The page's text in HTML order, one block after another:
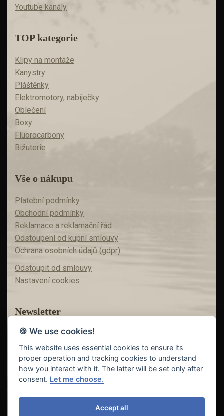
Youtube kanály
TOP kategorie
Klipy na montáže
Kanystry
Pláštěnky
Elektromotory, nabíječky
Oblečení
Boxy
Fluorocarbony
Bižuterie
Vše o nákupu
Platební podmínky
Obchodní podmínky
Reklamace a reklamační řád
Odstoupení od kupní smlouvy
Ochrana osobních údajů (gdpr)
Odstoupit od smlouvy
Nastavení cookies
Newsletter
Máte zájem o akční nabídky?
Teď už vám nic neunikne!
🍪 We use cookies!
This website uses essential cookies to ensure its
proper operation and tracking cookies to understand
how you interact with it. The latter will be set only after
consent. Let me choose.
Accept all